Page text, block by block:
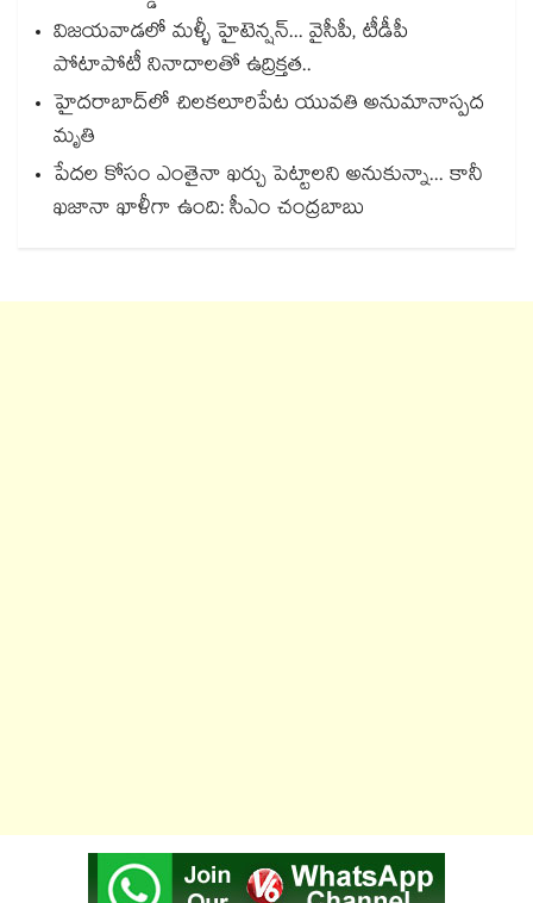
విజయవాడలో మళ్ళీ హైటెన్షన్... వైసీపీ, టీడీపీ
పోటాపోటీ నినాదాలతో ఉద్రిక్తత..
హైదరాబాద్‌లో చిలకలూరిపేట యువతి అనుమానాస్పద
మృతి
పేదల కోసం ఎంతైనా ఖర్చు పెట్టాలని అనుకున్నా... కానీ
ఖజానా ఖాళీగా ఉంది: సీఎం చంద్రబాబు